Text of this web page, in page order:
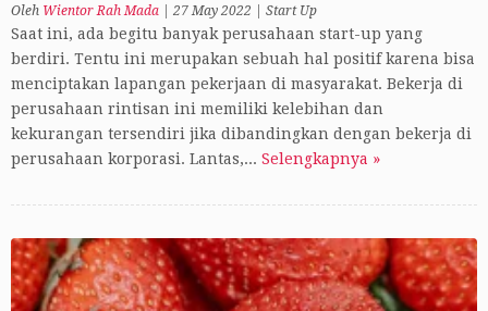
Oleh Wientor Rah Mada 27 May 2022 Start Up
Saat ini, ada begitu banyak perusahaan start-up yang
berdiri. Tentu ini merupakan sebuah hal positif karena bisa
menciptakan lapangan pekerjaan di masyarakat. Bekerja di
perusahaan rintisan ini memiliki kelebihan dan
kekurangan tersendiri jika dibandingkan dengan bekerja di
perusahaan korporasi. Lantas,... Selengkapnya »